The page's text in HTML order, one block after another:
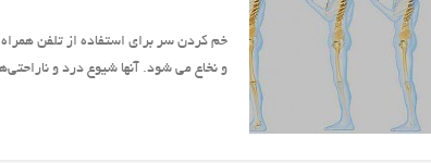
خم کردن سر برای استفاده از تلفن
و نخاع می شود. آنها شیوع درد و